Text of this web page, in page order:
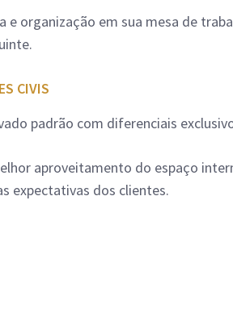
e organização em sua mesa de
CIVIS
padrão com diferenciais
aproveitamento do espaço
expectativas dos clientes.